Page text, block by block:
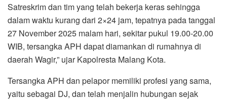
Satreskrim dan tim yang telah bekerja keras sehingga
dalam waktu kurang dari 2×24 jam, tepatnya pada tanggal
27 November 2025 malam hari, sekitar pukul 19.00-20.00
WIB, tersangka APH dapat diamankan di rumahnya di
daerah Wagir,” ujar Kapolresta Malang Kota.
Tersangka APH dan pelapor memiliki profesi yang sama,
yaitu sebagai DJ, dan telah menjalin hubungan sejak